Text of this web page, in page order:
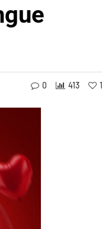
0 413 1